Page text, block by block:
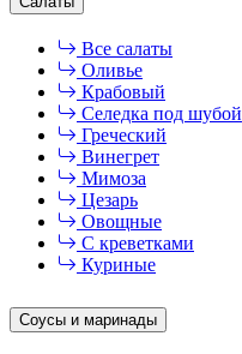
Все салаты
Оливье
Крабовый
Селедка под шубой
Греческий
Винегрет
Мимоза
Цезарь
Овощные
С креветками
Куриные
Соусы и маринады